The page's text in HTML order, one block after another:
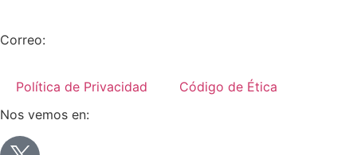
Correo:
Política de Privacidad
Código de Ética
Nos vemos en: